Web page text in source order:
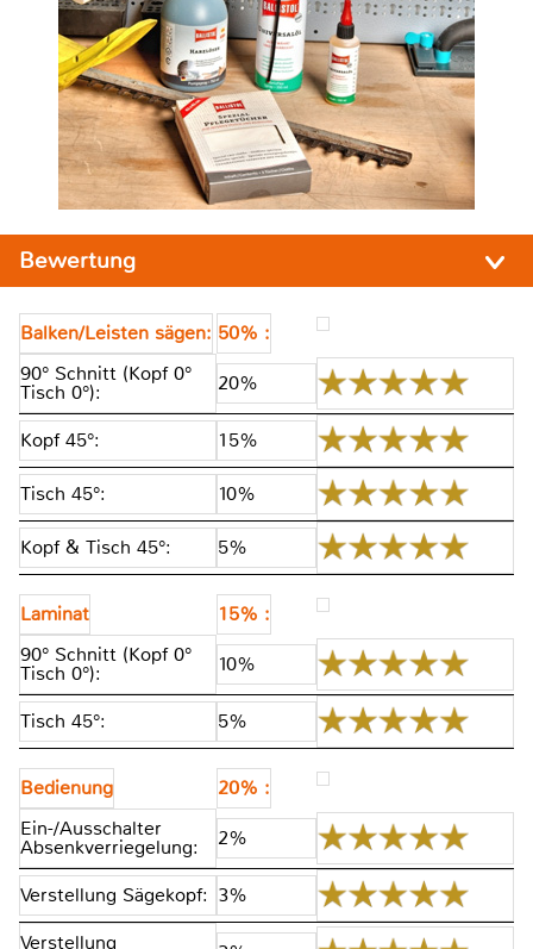
Bewertung
Balken/Leisten sägen: 50% :
90° Schnitt (Kopf 0°
Tisch 0°): 20%
Kopf 45°: 15%
Tisch 45°: 10%
Kopf & Tisch 45°: 5%
Laminat
15% :
90° Schnitt (Kopf 0°
Tisch 0°): 10%
Tisch 45°: 5%
Bedienung
20% :
Ein-/Ausschalter
Absenkverriegelung: 2%
Verstellung Sägekopf: 3%
Verstellung